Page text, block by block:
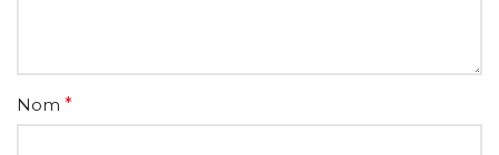
Nom *